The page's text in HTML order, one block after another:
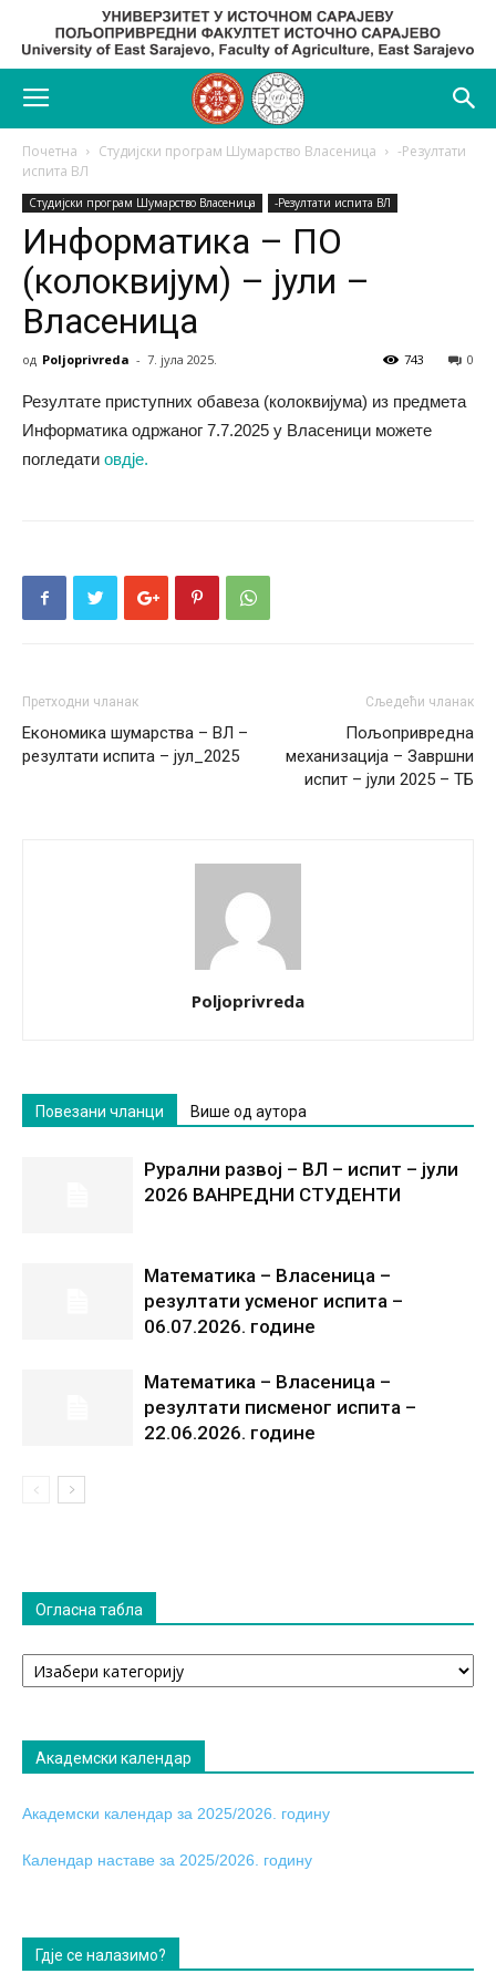
Почетна Студијски програм Шумарство Власеница
-Резултати
испита ВЛ
Студијски програм Шумарство Власеница -Резултати испита ВЛ
Информатика – ПО
(колоквијум) – јули –
Власеница
од Poljoprivreda - 7. јула 2025. 0
743
Резултате приступних обавеза (колоквијума) из предмета
Информатика одржаног 7.7.2025 у Власеници можете
погледати овдје.
Претходни чланак
Економика шумарства – ВЛ –
резултати испита – јул_2025
Сљедећи чланак
Пољопривредна
механизација – Завршни
испит – јули 2025 – ТБ
Poljoprivreda
Повезани чланци Више од аутора
Рурални развој – ВЛ – испит – јули
2026 ВАНРЕДНИ СТУДЕНТИ
Математика – Власеница –
резултати усменог испита –
06.07.2026. године
Математика – Власеница –
резултати писменог испита –
22.06.2026. године
Огласна табла
Огласна
табла
Академски календар
Академски календар за 2025/2026. годину
Календар наставе за 2025/2026. годину
Гдје се налазимо?